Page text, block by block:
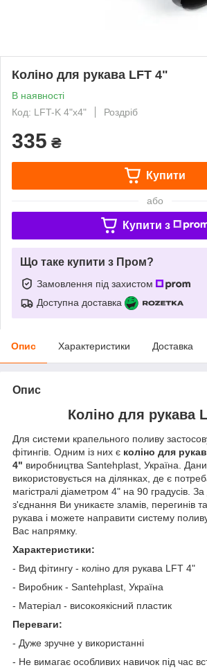
Коліно для рукава LFT 4"
В наявності
Код: LFT-K 4"x4"
Роздріб
335 ₴
Купити
або
Купити з
Що таке купити з Пром?
Замовлення під захистом
Доступна доставка
Опис Характеристики Доставка
Опис
Коліно для рукава
Для системи крапельного поливу
фітингів. Одним із них є коліно для
4" виробництва Santehplast, Україна.
використовується на ділянках, де є
магістралі діаметром 4" на 90 градусів.
з'єднання Ви уникаєте зламів, перегинів
рукава і можете направити систему
Вас напрямку.
Характеристики:
- Вид фітингу - коліно для рукава LFT 4"
- Виробник - Santehplast, Україна
- Матеріал - високоякісний пластик
Переваги:
- Дуже зручне у використанні
- Не вимагає особливих навичок під час